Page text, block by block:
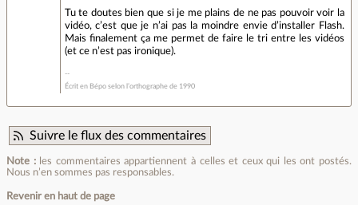
Tu te doutes bien que si je me plains de ne pas pouvoir voir la
vidéo, c’est que je n’ai pas la moindre envie d’installer Flash.
Mais finalement ça me permet de faire le tri entre les vidéos
(et ce n’est pas ironique).
Écrit en Bépo selon l’orthographe de 1990
Suivre le flux des commentaires
Note :les commentaires appartiennent à celles et ceux qui les ont postés.
Nous n’en sommes pas responsables.
Revenir en haut de page